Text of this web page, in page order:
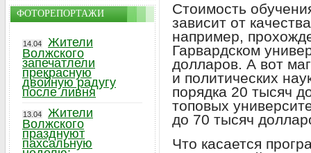
Стоимость
зависит от
например,
Гарвардском
долларов. А вот
и политических
порядка 20 тысяч
топовых
до 70 тысяч
Что касается
ФОТОРЕПОРТАЖИ
14.04
Жители
Волжского
запечатлели
прекрасную
двойную радугу
после ливня
13.04
Жители
Волжского
празднуют
пахсальную